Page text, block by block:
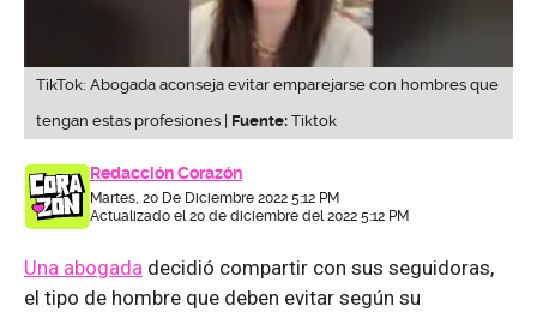
TikTok: Abogada aconseja evitar emparejarse con hombres que
tengan estas profesiones | Fuente: Tiktok
Redacción Corazón
Martes, 20 De Diciembre 2022 5:12 PM
Actualizado el 20 de diciembre del 2022 5:12 PM
Una abogada decidió compartir con sus seguidoras,
el tipo de hombre que deben evitar según su